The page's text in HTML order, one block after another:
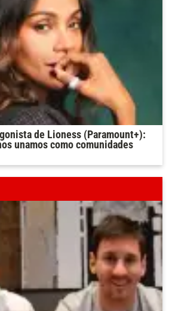
de Lioness (Paramount+):
unamos como comunidades